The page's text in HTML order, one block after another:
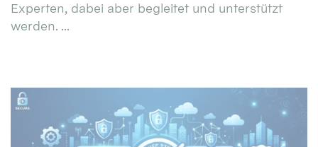
Experten, dabei aber begleitet und unterstützt
werden. ...